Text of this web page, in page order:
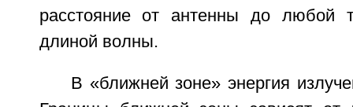
расстояние от антенны до любой
длиной волны.
В «ближней зоне» энергия